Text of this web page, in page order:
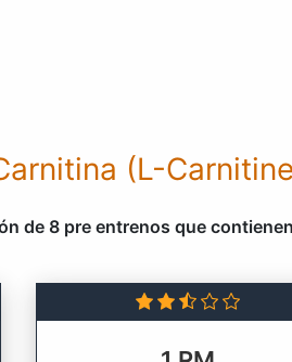
(L-
de 8 pre entrenos que